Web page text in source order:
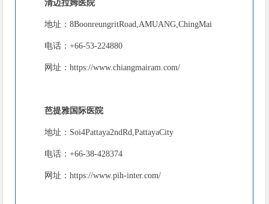
清迈拉姆医院
地址：8BoonreungritRoad,AMUANG,ChingMai
电话：+66-53-224880
网址：https://www.chiangmairam.com/
芭提雅国际医院
地址：Soi4Pattaya2ndRd,PattayaCity
电话：+66-38-428374
网址：https://www.pih-inter.com/